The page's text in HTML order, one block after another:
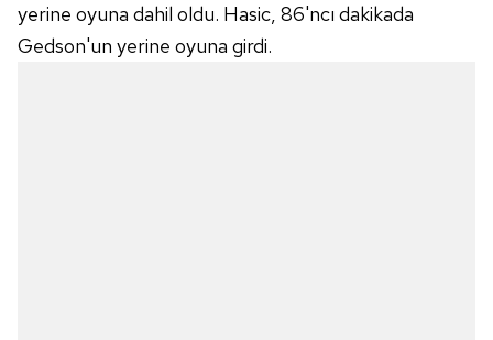
yerine oyuna dahil oldu. Hasic, 86'ncı dakikada
Gedson'un yerine oyuna girdi.